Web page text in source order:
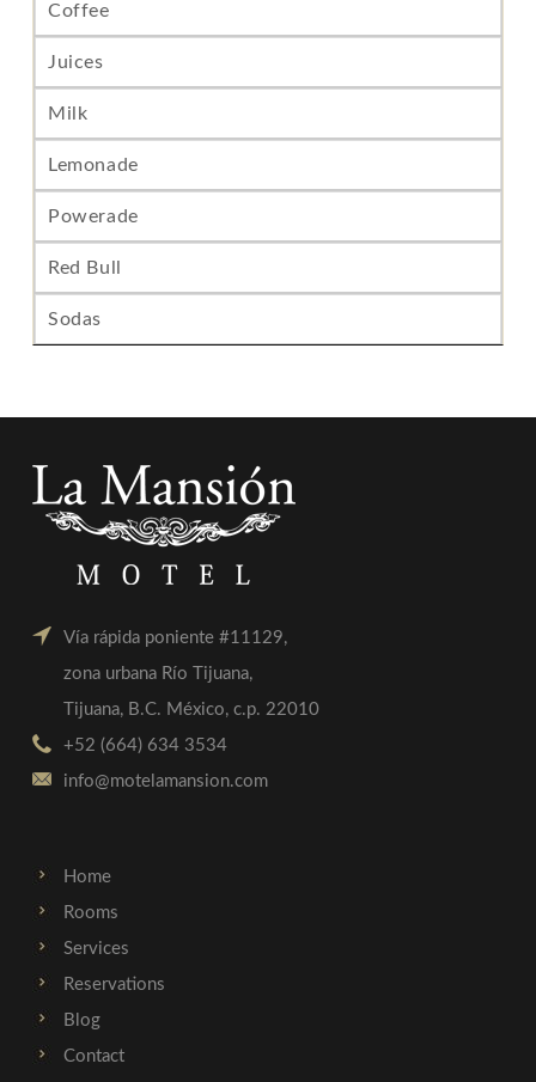
Coffee
Juices
Milk
Lemonade
Powerade
Red Bull
Sodas
Vía rápida poniente #11129,
zona urbana Río Tijuana,
Tijuana, B.C. México, c.p. 22010
+52 (664) 634 3534
info@motelamansion.com
Home
Rooms
Services
Reservations
Blog
Contact